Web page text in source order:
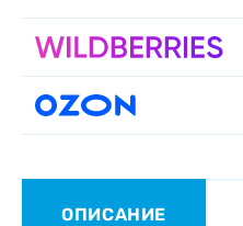
ОПИСАНИЕ